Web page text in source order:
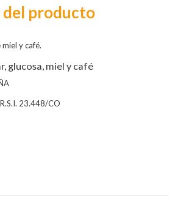
producto
y café.
glucosa, miel y café
R.S.I. 23.448/CO